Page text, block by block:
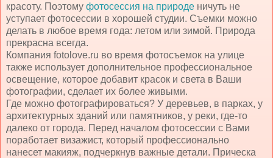
красоту. Поэтому фотосессия на природе ничуть не
уступает фотосессии в хорошей студии. Съемки можно
делать в любое время года: летом или зимой. Природа
прекрасна всегда.
Компания fotolove.ru во время фотосъемок на улице
также использует дополнительное профессиональное
освещение, которое добавит красок и света в Ваши
фотографии, сделает их более живыми.
Где можно фотографироваться? У деревьев, в парках, у
архитектурных зданий или памятников, у реки, где-то
далеко от города. Перед началом фотосессии с Вами
поработает визажист, который профессионально
нанесет макияж, подчеркнув важные детали. Прическа